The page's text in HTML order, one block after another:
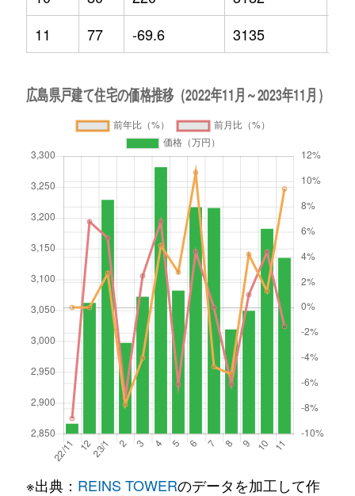
11
77 -69.6 3135
※出典： REINS TOWERのデータを加工して作